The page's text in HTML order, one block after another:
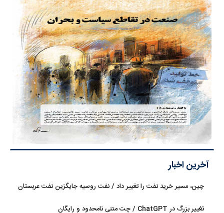
آخرین اخبار
چین، مسیر خرید نفت را تغییر داد / نفت روسیه جایگزین نفت عربستان
تغییر بزرگ در ChatGPT / چت متنی نامحدود و رایگان